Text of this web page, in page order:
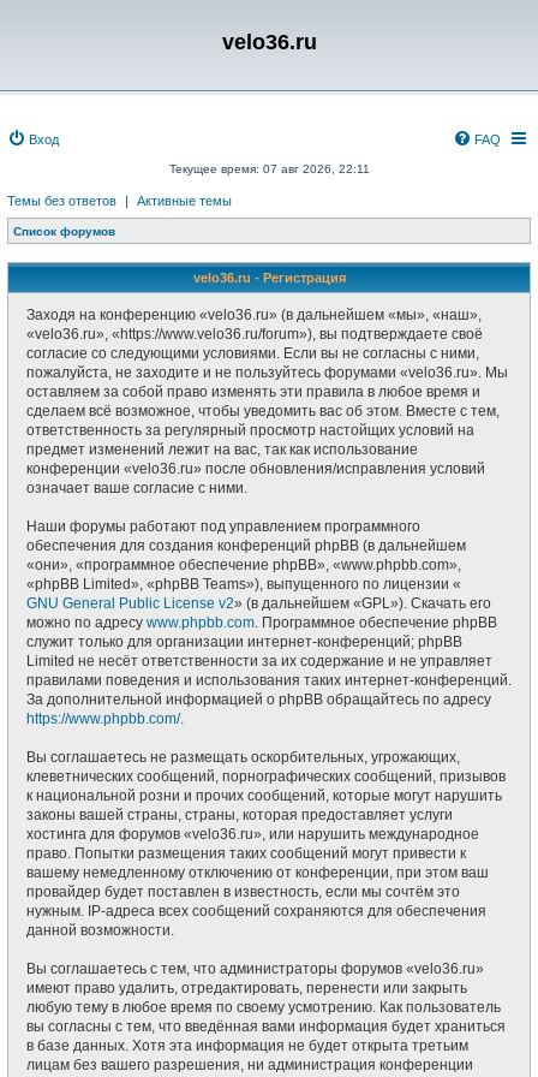
velo36.ru
Вход FAQ
Текущее время: 07 авг 2026, 22:11
Темы без ответов | Активные темы
Список форумов
velo36.ru - Регистрация
Заходя на конференцию «velo36.ru» (в дальнейшем «мы», «наш»,
«velo36.ru», «https://www.velo36.ru/forum»), вы подтверждаете своё
согласие со следующими условиями. Если вы не согласны с ними,
пожалуйста, не заходите и не пользуйтесь форумами «velo36.ru». Мы
оставляем за собой право изменять эти правила в любое время и
сделаем всё возможное, чтобы уведомить вас об этом. Вместе с тем,
ответственность за регулярный просмотр настойщих условий на
предмет изменений лежит на вас, так как использование
конференции «velo36.ru» после обновления/исправления условий
означает ваше согласие с ними.
Наши форумы работают под управлением программного
обеспечения для создания конференций phpBB (в дальнейшем
«они», «программное обеспечение phpBB», «www.phpbb.com»,
«phpBB Limited», «phpBB Teams»), выпущенного по лицензии «
GNU General Public License v2» (в дальнейшем «GPL»). Скачать его
можно по адресу www.phpbb.com. Программное обеспечение phpBB
служит только для организации интернет-конференций; phpBB
Limited не несёт ответственности за их содержание и не управляет
правилами поведения и использования таких интернет-конференций.
За дополнительной информацией о phpBB обращайтесь по адресу
https://www.phpbb.com/.
Вы соглашаетесь не размещать оскорбительных, угрожающих,
клеветнических сообщений, порнографических сообщений, призывов
к национальной розни и прочих сообщений, которые могут нарушить
законы вашей страны, страны, которая предоставляет услуги
хостинга для форумов «velo36.ru», или нарушить международное
право. Попытки размещения таких сообщений могут привести к
вашему немедленному отключению от конференции, при этом ваш
провайдер будет поставлен в известность, если мы сочтём это
нужным. IP-адреса всех сообщений сохраняются для обеспечения
данной возможности.
Вы соглашаетесь с тем, что администраторы форумов «velo36.ru»
имеют право удалить, отредактировать, перенести или закрыть
любую тему в любое время по своему усмотрению. Как пользователь
вы согласны с тем, что введённая вами информация будет храниться
в базе данных. Хотя эта информация не будет открыта третьим
лицам без вашего разрешения, ни администрация конференции